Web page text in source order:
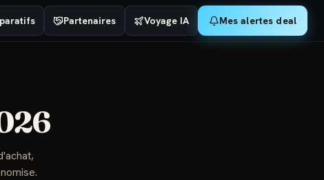
Partenaires Voyage IA Mes alertes deal